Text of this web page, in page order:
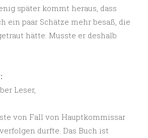
später kommt heraus, dass
ein paar Schätze mehr besaß, die
hätte. Musste er deshalb
Leser,
von Fall von Hauptkommissar
durfte. Das Buch ist